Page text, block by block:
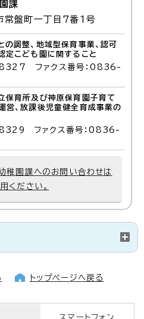
課
盤町一丁目7番1号
調整、地域型保育事業、認可
定こども園に関すること
ファクス番号：0836-
保育所及び神原保育園子育て
営、放課後児童健全育成事業の
ファクス番号：0836-
稚園課へのお問い合わせは
ください。
トップページへ戻る
スマートフォン